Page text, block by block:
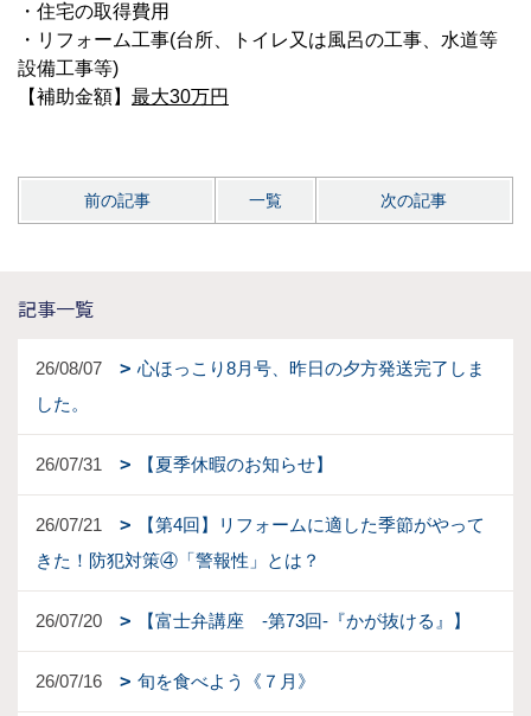
・住宅の取得費用
・リフォーム工事(台所、トイレ又は風呂の工事、水道等
設備工事等)
【補助金額】 最大30万円
前の記事 一覧 次の記事
記事一覧
26/08/07
心ほっこり8月号、昨日の夕方発送完了しま
した。
26/07/31 【夏季休暇のお知らせ】
26/07/21
【第4回】リフォームに適した季節がやって
きた！防犯対策④「警報性」とは？
26/07/20 【富士弁講座 -第73回-『かが抜ける』】
26/07/16 旬を食べよう《７月》